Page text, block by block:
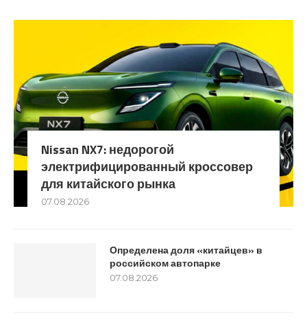
Nissan NX7: недорогой
электрифицированный кроссовер
для китайского рынка
07.08.2026
Определена доля «китайцев» в
российском автопарке
07.08.2026